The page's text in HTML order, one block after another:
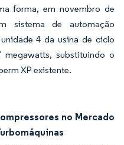
forma, em novembro de
sistema de automação
4 da usina de ciclo
megawatts, substituindo o
XP existente.
no Mercado